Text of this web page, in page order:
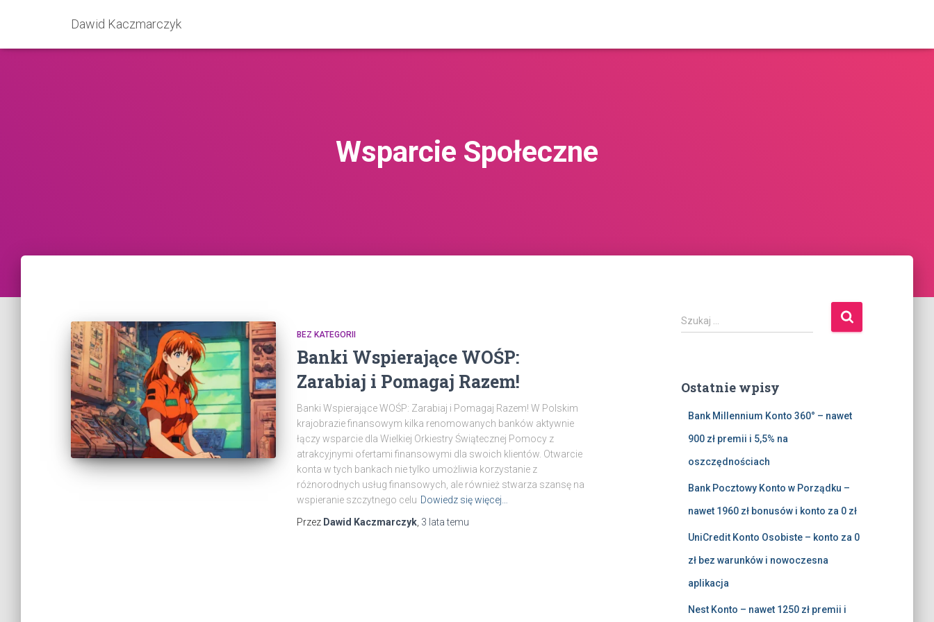
Dawid Kaczmarczyk
Wsparcie Społeczne
BEZ KATEGORII
Banki Wspierające WOŚP:
Zarabiaj i Pomagaj Razem!
Banki Wspierające WOŚP: Zarabiaj i Pomagaj Razem! W Polskim
krajobrazie finansowym kilka renomowanych banków aktywnie
łączy wsparcie dla Wielkiej Orkiestry Świątecznej Pomocy z
atrakcyjnymi ofertami finansowymi dla swoich klientów. Otwarcie
konta w tych bankach nie tylko umożliwia korzystanie z
różnorodnych usług finansowych, ale również stwarza szansę na
wspieranie szczytnego celu Dowiedz się więcej…
Przez Dawid Kaczmarczyk 3 latatemu
S
z
j
Szukaj …
Ostatnie wpisy
Bank Millennium Konto 360° – nawet
900 zł premii i 5,5% na
oszczędnościach
Bank Pocztowy Konto w Porządku –
nawet 1960 zł bonusów i konto za 0 zł
UniCredit Konto Osobiste – konto za 0
zł bez warunków i nowoczesna
aplikacja
Nest Konto – nawet 1250 zł premii i